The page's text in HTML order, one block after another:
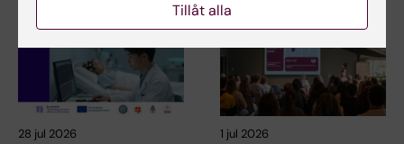
28 jul 2026 1 jul 2026
Tillåt alla